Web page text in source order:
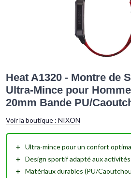
Heat A1320 - Montre de
Ultra-Mince pour
20mm Bande PU/
Voir la boutique : NIXON
＋ Ultra-mincepour un confort
＋ Design sportifadapté aux activités
＋ Matériauxdurables (PU/